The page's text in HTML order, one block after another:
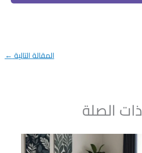
المقالة التالية ←
الصلة